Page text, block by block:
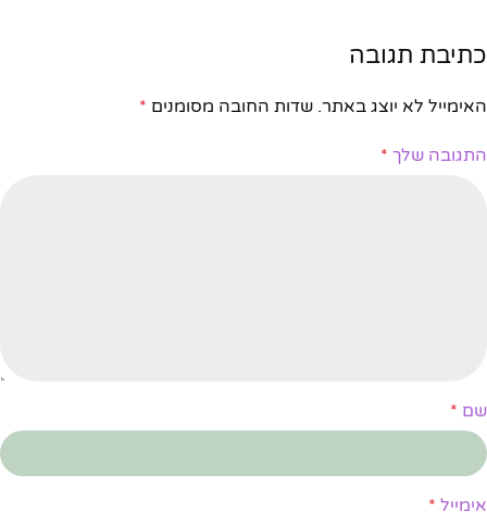
כתיבת תגובה
האימייל לא יוצג באתר. שדות החובה מסומנים *
התגובה שלך *
שם *
אימייל *